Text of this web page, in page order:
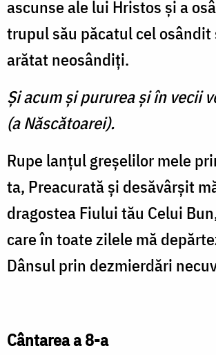
ascunse ale lui Hristos şi a
trupul său păcatul cel osândit
arătat neosândiţi.
Şi acum şi pururea şi în vecii
(a Născătoarei).
Rupe lanţul greşelilor mele
ta, Preacurată şi desăvârşit
dragostea Fiului tău Celui
care în toate zilele mă
Dânsul prin dezmierdări
Cântarea a 8-a